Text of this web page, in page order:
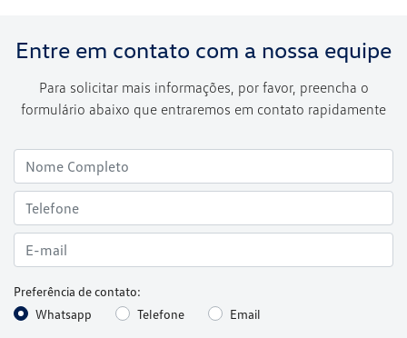
Entre em contato com a nossa equipe
Para solicitar mais informações, por favor, preencha o
formulário abaixo que entraremos em contato rapidamente
Preferência de contato:
Whatsapp
Telefone Email